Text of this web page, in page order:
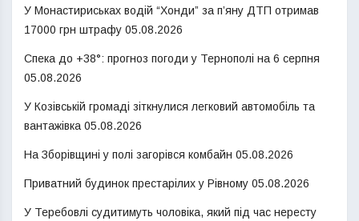
У Монастириськах водій “Хонди” за п’яну ДТП отримав
17000 грн штрафу 05.08.2026
Спека до +38°: прогноз погоди у Тернополі на 6 серпня
05.08.2026
У Козівській громаді зіткнулися легковий автомобіль та
вантажівка 05.08.2026
На Зборівщині у полі загорівся комбайн 05.08.2026
Приватний будинок престарілих у Рівному 05.08.2026
У Теребовлі судитимуть чоловіка, який під час нересту